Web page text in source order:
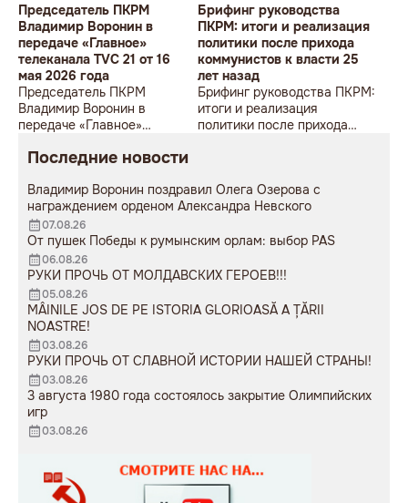
Председатель ПКРМ
Владимир Воронин в
передаче «Главное»
телеканала TVC 21 от 16
мая 2026 года
Председатель ПКРМ
Владимир Воронин в
передаче «Главное»
2026 года
Брифинг руководства
ПКРМ: итоги и реализация
политики после прихода
коммунистов к власти 25
лет назад
Брифинг руководства ПКРМ:
итоги и реализация
политики после прихода
Последние новости
Владимир Воронин поздравил Олега Озерова с
награждением орденом Александра Невского
07.08.26
От пушек Победы к румынским орлам: выбор PAS
06.08.26
РУКИ ПРОЧЬ ОТ МОЛДАВСКИХ ГЕРОЕВ!!!
05.08.26
MÂINILE JOS DE PE ISTORIA GLORIOASĂ A ȚĂRII
NOASTRE!
03.08.26
РУКИ ПРОЧЬ ОТ СЛАВНОЙ ИСТОРИИ НАШЕЙ СТРАНЫ!
03.08.26
3 августа 1980 года состоялось закрытие Олимпийских
игр
03.08.26